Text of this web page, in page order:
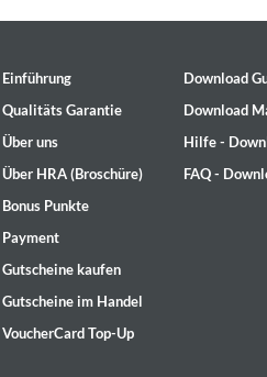
Haydn: String Quartets, Vol. 22
Einführung
Qualitäts Garantie
Über uns
Über HRA (Broschüre)
Bonus Punkte
Payment
Gutscheine kaufen
Gutscheine im Handel
VoucherCard Top-Up
Download
Download
Hilfe -
FAQ -